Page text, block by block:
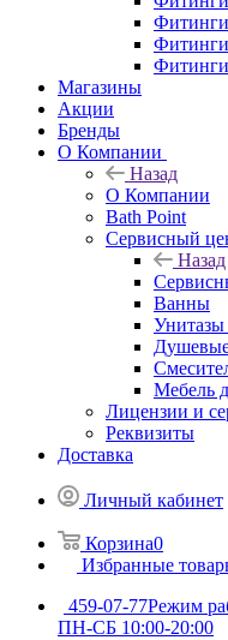
Фитинги
Магазины
Акции
Бренды
О Компании
Назад
О Компании
Bath Point
Сервисный
Назад
Ванны
Мебель
Лицензии и
Реквизиты
Доставка
Личный кабинет
Корзина0
Избранные
459-07-77Режим
ПН-СБ 10:00-20:00